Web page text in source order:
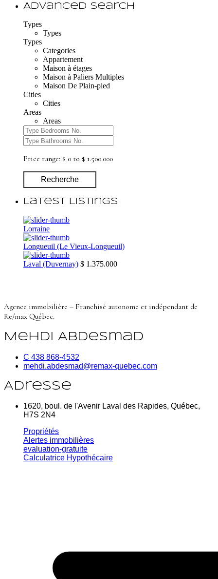
Advanced Search
Types
Types
Types
Categories
Appartement
Maison à étages
Maison à Paliers Multiples
Maison De Plain-pied
Cities
Cities
Areas
Areas
Price range: $ 0 to $ 1.500.000
Recherche
Latest Listings
Lorraine
Longueuil (Le Vieux-Longueuil)
Laval (Duvernay) $ 1.375.000
Agence immobilière – Franchisé autonome et indépendant de
Re/max Québec.
Mehdi Abdesmad
C 438 868-4532
mehdi.abdesmad@remax-quebec.com
Adresse
1620, boul. de l'Avenir Laval des Rapides, Québec,
H7S 2N4
Propriétés
Alertes immobilières
evaluation-gratuite
Calculatrice Hypothécaire